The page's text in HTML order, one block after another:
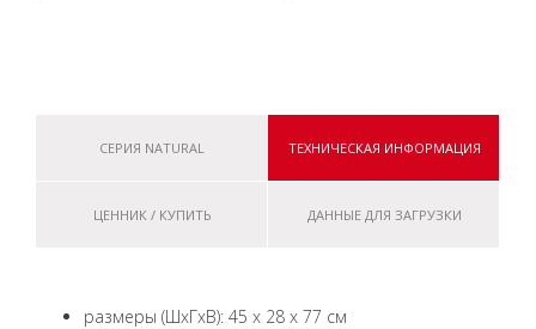
СЕРИЯ NATURAL ТЕХНИЧЕСКАЯ ИНФОРМАЦИЯ
ЦЕННИК / КУПИТЬ ДАННЫЕ ДЛЯ ЗАГРУЗКИ
размеры (ШхГхВ): 45 x 28 x 77 см